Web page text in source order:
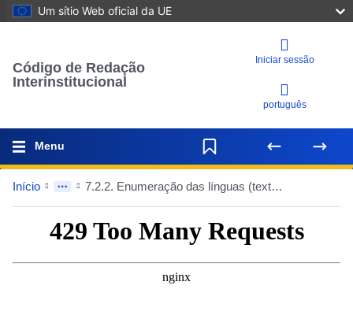
Um sítio Web oficial da UE
Código de Redação
Interinstitucional
Iniciar sessão
português
Menu
Início 7.2.2. Enumeração das línguas (textos unilingues)